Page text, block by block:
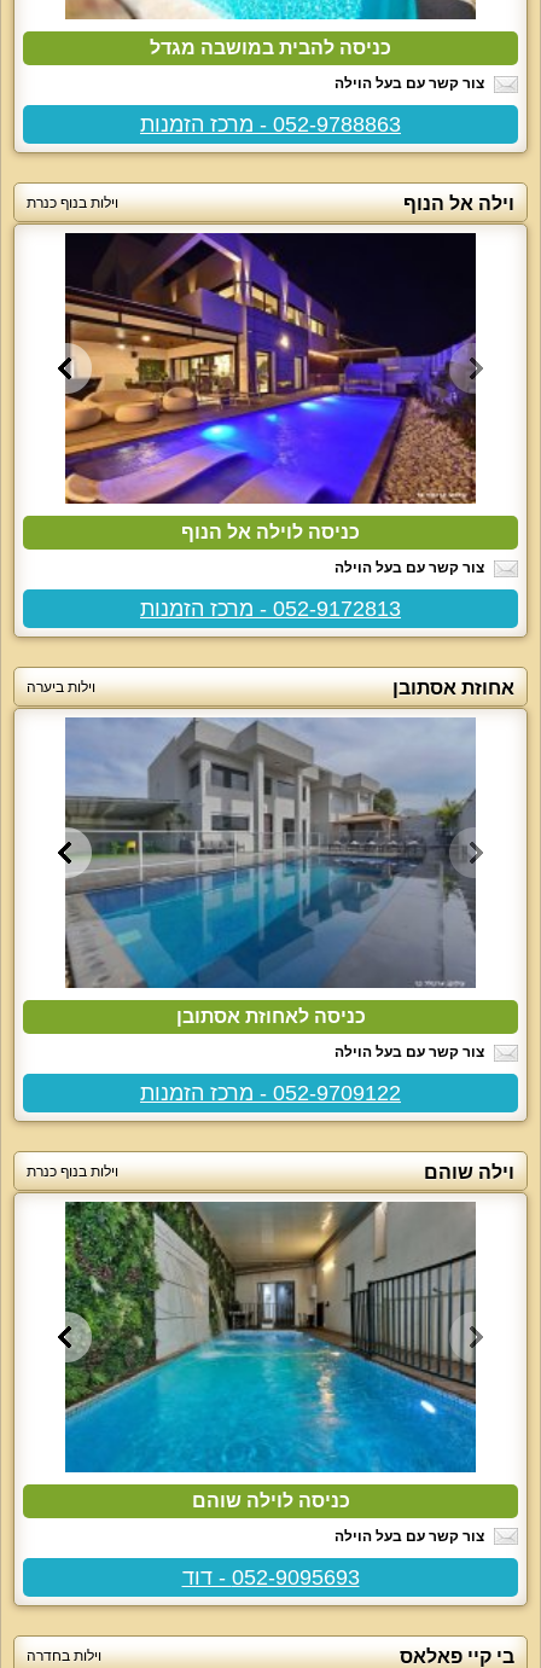
כניסה להבית במושבה מגדל
צור קשר עם בעל הוילה
052-9788863 - מרכז הזמנות
וילה אל הנוף וילות בנוף כנרת
כניסה לוילה אל הנוף
צור קשר עם בעל הוילה
052-9172813 - מרכז הזמנות
אחוזת אסתובן וילות ביערה
כניסה לאחוזת אסתובן
צור קשר עם בעל הוילה
052-9709122 - מרכז הזמנות
וילה שוהם וילות בנוף כנרת
כניסה לוילה שוהם
צור קשר עם בעל הוילה
052-9095693 - דוד
בי קיי פאלאס וילות בחדרה